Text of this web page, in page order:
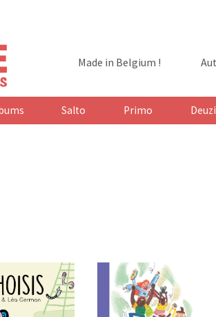
indépendante belge
Made in Belgium !
Salto Primo